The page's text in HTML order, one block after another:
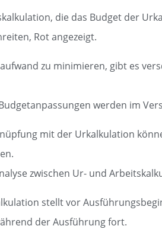
die das Budget der
Rot angezeigt.
zu minimieren, gibt es
werden im
mit der Urkalkulation
zwischen Ur- und
stellt vor
der Ausführung fort.